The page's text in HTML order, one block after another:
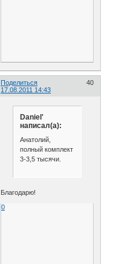
Поделиться
40
17.08.2011 14:43
Daniel'
написал(а):
Анатолий,
полный комплект
3-3,5 тысячи.
Благодарю!
0